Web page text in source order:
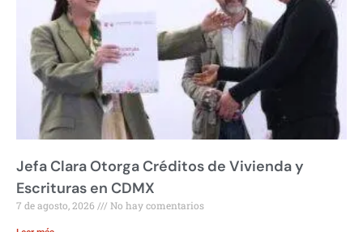
Jefa Clara Otorga Créditos de Vivienda y
Escrituras en CDMX
7 de agosto, 2026 No hay comentarios